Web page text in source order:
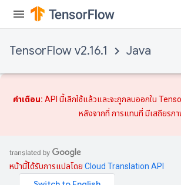
TensorFlow v2.16.1 Java
คำเตือน: API นี้เลิกใช้แล้วและจะถูกลบออกใน
หลังจากที่ การแทนที่ มีเสถียรภ
หน้านี้ได้รับการแปลโดย Cloud Translation API